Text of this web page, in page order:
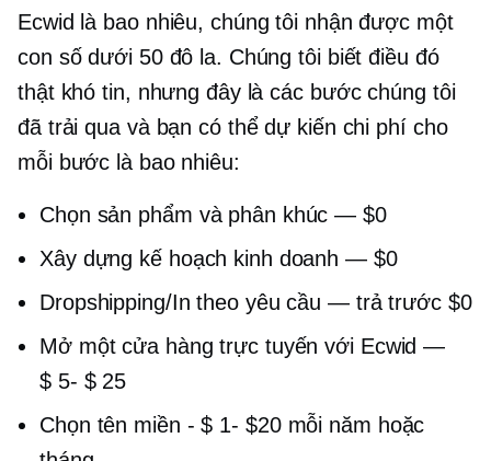
Ecwid là bao nhiêu, chúng tôi nhận được một
con số dưới 50 đô la. Chúng tôi biết điều đó
thật khó tin, nhưng đây là các bước chúng tôi
đã trải qua và bạn có thể dự kiến ​​chi phí cho
mỗi bước là bao nhiêu:
Chọn sản phẩm và phân khúc — $0
Xây dựng kế hoạch kinh doanh — $0
Dropshipping/In theo yêu cầu — trả trước $0
Mở một cửa hàng trực tuyến với Ecwid —
$ 5- $ 25
Chọn tên miền -$ 1- $20 mỗi năm hoặc